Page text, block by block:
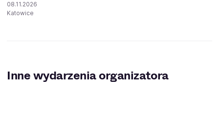
08.11.2026
Katowice
Inne wydarzenia organizatora